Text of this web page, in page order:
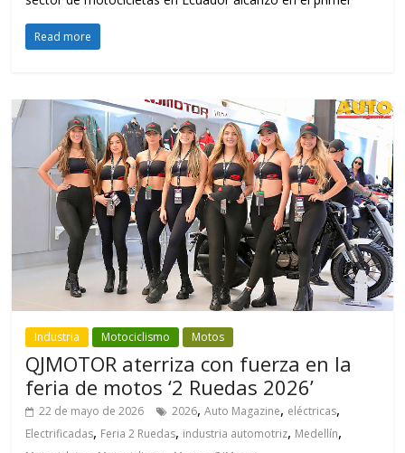
Read more
Industria Motociclismo Motos
QJMOTOR aterriza con fuerza en la
feria de motos ‘2 Ruedas 2026’
22 de mayo de 2026 2026,Auto Magazine, eléctricas,
Electrificadas, Feria 2 Ruedas, industria automotriz, Medellín,